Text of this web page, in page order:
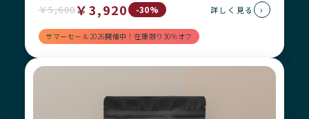
￥5,600￥3,920 -30%
サマーセール2026開催中！在庫限り30%オフ
詳しく見る ›